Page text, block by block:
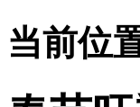
当前位